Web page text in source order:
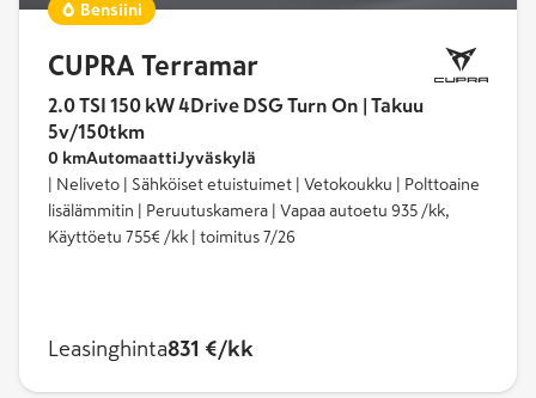
Bensiini
CUPRA Terramar
2.0 TSI 150 kW 4Drive DSG Turn On | Takuu
5v/150tkm
0 kmAutomaattiJyväskylä
| Neliveto | Sähköiset etuistuimet | Vetokoukku | Polttoaine
lisälämmitin | Peruutuskamera | Vapaa autoetu 935 /kk,
Käyttöetu 755€ /kk | toimitus 7/26
Leasinghinta831 €/kk